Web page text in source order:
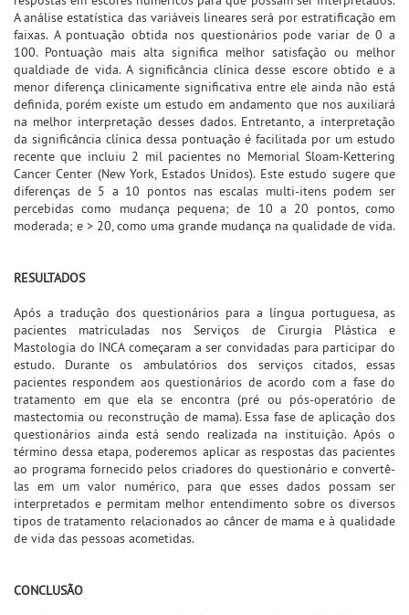
A análise estatística das variáveis lineares será por estratificação em
faixas. A pontuação obtida nos questionários pode variar de 0 a
100. Pontuação mais alta significa melhor satisfação ou melhor
qualdiade de vida. A significância clínica desse escore obtido e a
menor diferença clinicamente significativa entre ele ainda não está
definida, porém existe um estudo em andamento que nos auxiliará
na melhor interpretação desses dados. Entretanto, a interpretação
da significância clínica dessa pontuação é facilitada por um estudo
recente que incluiu 2 mil pacientes no Memorial Sloam-Kettering
Cancer Center (New York, Estados Unidos). Este estudo sugere que
diferenças de 5 a 10 pontos nas escalas multi-itens podem ser
percebidas como mudança pequena; de 10 a 20 pontos, como
moderada; e > 20, como uma grande mudança na qualidade de vida.
RESULTADOS
Após a tradução dos questionários para a língua portuguesa, as
pacientes matriculadas nos Serviços de Cirurgia Plástica e
Mastologia do INCA começaram a ser convidadas para participar do
estudo. Durante os ambulatórios dos serviços citados, essas
pacientes respondem aos questionários de acordo com a fase do
tratamento em que ela se encontra (pré ou pós-operatório de
mastectomia ou reconstrução de mama). Essa fase de aplicação dos
questionários ainda está sendo realizada na instituição. Após o
término dessa etapa, poderemos aplicar as respostas das pacientes
ao programa fornecido pelos criadores do questionário e convertê-
las em um valor numérico, para que esses dados possam ser
interpretados e permitam melhor entendimento sobre os diversos
tipos de tratamento relacionados ao câncer de mama e à qualidade
de vida das pessoas acometidas.
CONCLUSÃO